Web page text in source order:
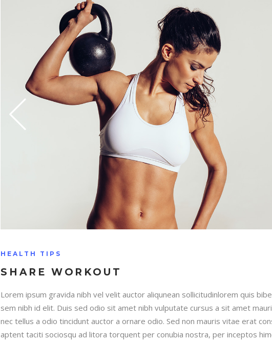
HEALTH TIPS
SHARE WORKOUT
Lorem ipsum gravida nibh vel velit auctor aliqunean sollicitudinlorem quis
sem nibh id elit. Duis sed odio sit amet nibh vulputate cursus a sit amet
nec tellus a odio tincidunt auctor a ornare odio. Sed non mauris vitae erat
aptent taciti sociosqu ad litora torquent per conubia nostra, per inceptos